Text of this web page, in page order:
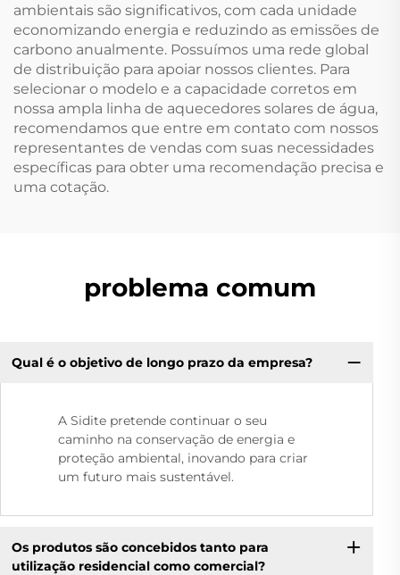
ambientais são significativos, com cada unidade
economizando energia e reduzindo as emissões de
carbono anualmente. Possuímos uma rede global
de distribuição para apoiar nossos clientes. Para
selecionar o modelo e a capacidade corretos em
nossa ampla linha de aquecedores solares de água,
recomendamos que entre em contato com nossos
representantes de vendas com suas necessidades
específicas para obter uma recomendação precisa e
uma cotação.
problema comum
Qual é o objetivo de longo prazo da empresa?
A Sidite pretende continuar o seu
caminho na conservação de energia e
proteção ambiental, inovando para criar
um futuro mais sustentável.
Os produtos são concebidos tanto para
utilização residencial como comercial?